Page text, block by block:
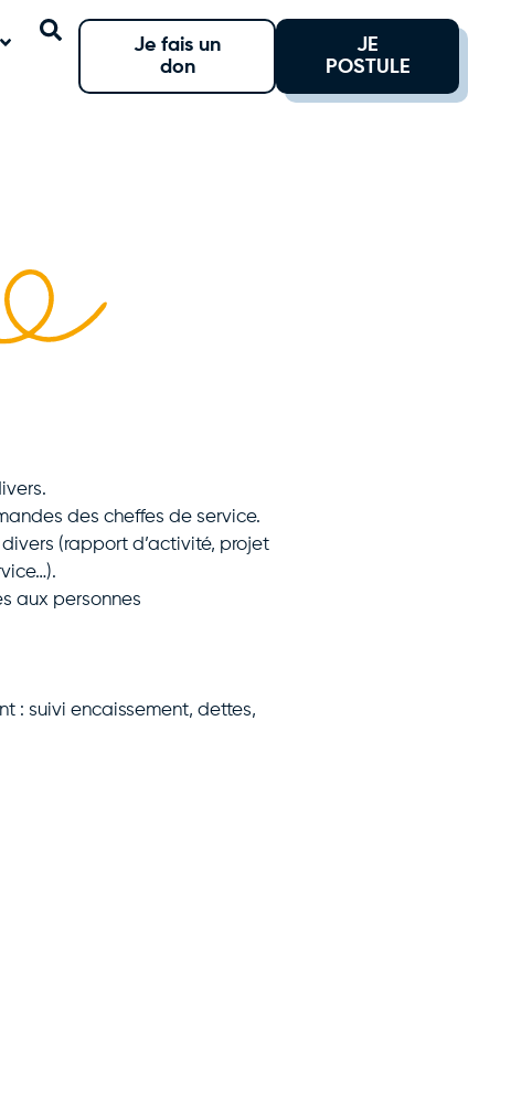
Je fais un
don
JE
POSTULE
des cheffes de service.
(rapport d’activité, projet
aux personnes
: suivi encaissement, dettes,